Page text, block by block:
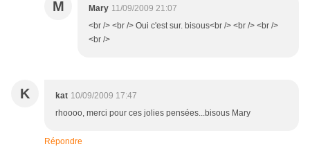
M Mary 11/09/2009 21:07
<br /> <br /> Oui c'est sur. bisous<br /> <br /> <br />
<br />
K kat 10/09/2009 17:47
rhoooo, merci pour ces jolies pensées...bisous Mary
Répondre